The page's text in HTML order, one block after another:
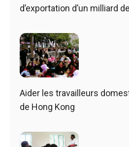
d’exportation d’un milliard
Aider les travailleurs
de Hong Kong